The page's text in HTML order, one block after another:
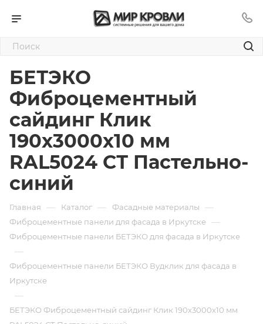
БЕТЭКО
Фиброцементный
сайдинг Клик
190х3000х10 мм
RAL5024 СТ Пастельно-
синий
Главная — Каталог — Фасадные материалы —
Фиброцементные панели для фасада в Иркутске —
Фиброцементные панели БЕТЭКО для фасада в Иркутске
—
Фиброцементные панели БЕТЭКО Вудклик для фасада в
Иркутске
—
БЕТЭКО Фиброцементный сайдинг Клик 190х3000х10 мм